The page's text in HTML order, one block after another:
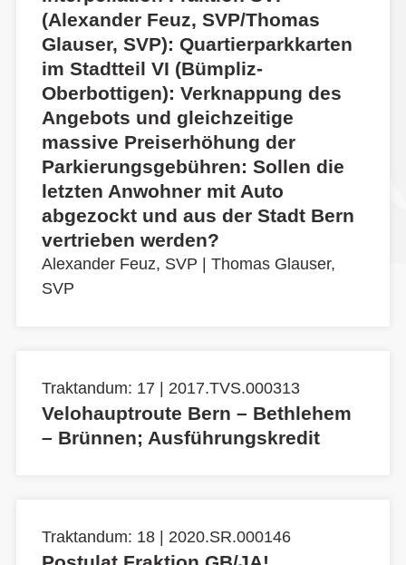
(Alexander Feuz, SVP/Thomas
Glauser, SVP): Quartierparkkarten
im Stadtteil VI (Bümpliz-
Oberbottigen): Verknappung des
Angebots und gleichzeitige
massive Preiserhöhung der
Parkierungsgebühren: Sollen die
letzten Anwohner mit Auto
abgezockt und aus der Stadt Bern
vertrieben werden?
Alexander Feuz, SVP
Thomas Glauser,
SVP
Traktandum: 17 | 2017.TVS.000313
Velohauptroute Bern – Bethlehem
– Brünnen; Ausführungskredit
Traktandum: 18 | 2020.SR.000146